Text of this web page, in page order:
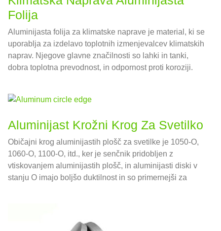
Folija
Aluminijasta folija za klimatske naprave je material, ki se
uporablja za izdelavo toplotnih izmenjevalcev klimatskih
naprav. Njegove glavne značilnosti so lahki in tanki,
dobra toplotna prevodnost, in odpornost proti koroziji.
Aluminijast Krožni Krog Za Svetilko
Običajni krog aluminijastih plošč za svetilke je 1050-O,
1060-O, 1100-O, itd., ker je senčnik pridobljen z
vtiskovanjem aluminijastih plošč, in aluminijasti diski v
stanju O imajo boljšo duktilnost in so primernejši za